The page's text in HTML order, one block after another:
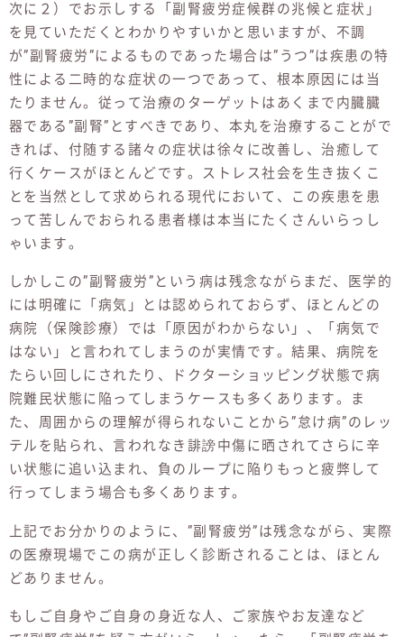
次に２）でお示しする「副腎疲労症候群の兆候と症状」
を見ていただくとわかりやすいかと思いますが、不調
が”副腎疲労”によるものであった場合は”うつ”は疾患の特
性による二時的な症状の一つであって、根本原因には当
たりません。従って治療のターゲットはあくまで内臓臓
器である”副腎”とすべきであり、本丸を治療することがで
きれば、付随する諸々の症状は徐々に改善し、治癒して
行くケースがほとんどです。ストレス社会を生き抜くこ
とを当然として求められる現代において、この疾患を患
って苦しんでおられる患者様は本当にたくさんいらっし
ゃいます。
しかしこの”副腎疲労”という病は残念ながらまだ、医学的
には明確に「病気」とは認められておらず、ほとんどの
病院（保険診療）では「原因がわからない」、「病気で
はない」と言われてしまうのが実情です。結果、病院を
たらい回しにされたり、ドクターショッピング状態で病
院難民状態に陥ってしまうケースも多くあります。ま
た、周囲からの理解が得られないことから”怠け病”のレッ
テルを貼られ、言われなき誹謗中傷に晒されてさらに辛
い状態に追い込まれ、負のループに陥りもっと疲弊して
行ってしまう場合も多くあります。
上記でお分かりのように、”副腎疲労”は残念ながら、実際
の医療現場でこの病が正しく診断されることは、ほとん
どありません。
もしご自身やご自身の身近な人、ご家族やお友達など